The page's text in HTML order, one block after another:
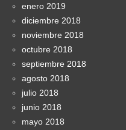
enero 2019
diciembre 2018
noviembre 2018
octubre 2018
septiembre 2018
agosto 2018
julio 2018
junio 2018
mayo 2018